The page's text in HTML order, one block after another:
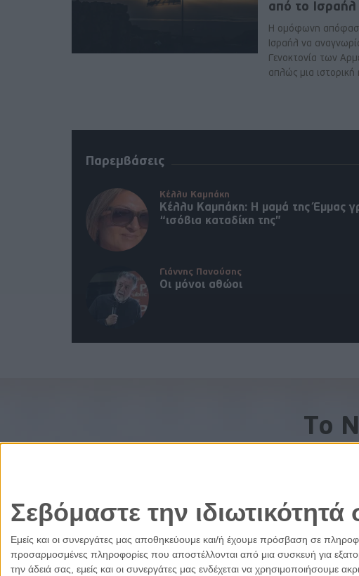
Σεβόμαστε την ιδιωτικότητά
Εμείς και οι συνεργάτες μας αποθηκεύουμε και/ή έχουμε πρόσβαση σε
προσαρμοσμένες πληροφορίες που αποστέλλονται από μια συσκευή για
την άδειά σας, εμείς και οι συνεργάτες μας ενδέχεται να χρησιμοποιήσουμε
από το Ισραήλ
Η ομόφωνη
Ισραήλ να
Γενοκτονία των
απλώς μια ιστορική
Παρεμβάσεις
Κέλλυ Καμπάκη
Κέλλυ Καμπάκη: Η μαμά της Έμμας
“ισόβια καταδίκη της”
Γιάννης Πανούσης
Οι μόνοι αθώοι
To